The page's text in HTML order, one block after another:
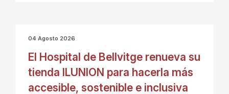
04 Agosto 2026
El Hospital de Bellvitge renueva su
tienda ILUNION para hacerla más
accesible, sostenible e inclusiva